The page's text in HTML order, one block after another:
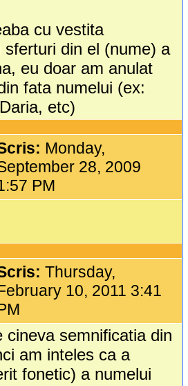
cu vestita
sferturi din el (nume) a
eu doar am anulat
fata numelui (ex:
etc)
Monday,
28, 2009
PM
Thursday,
10, 2011 3:41
cineva semnificatia din
am inteles ca a
fonetic) a numelui